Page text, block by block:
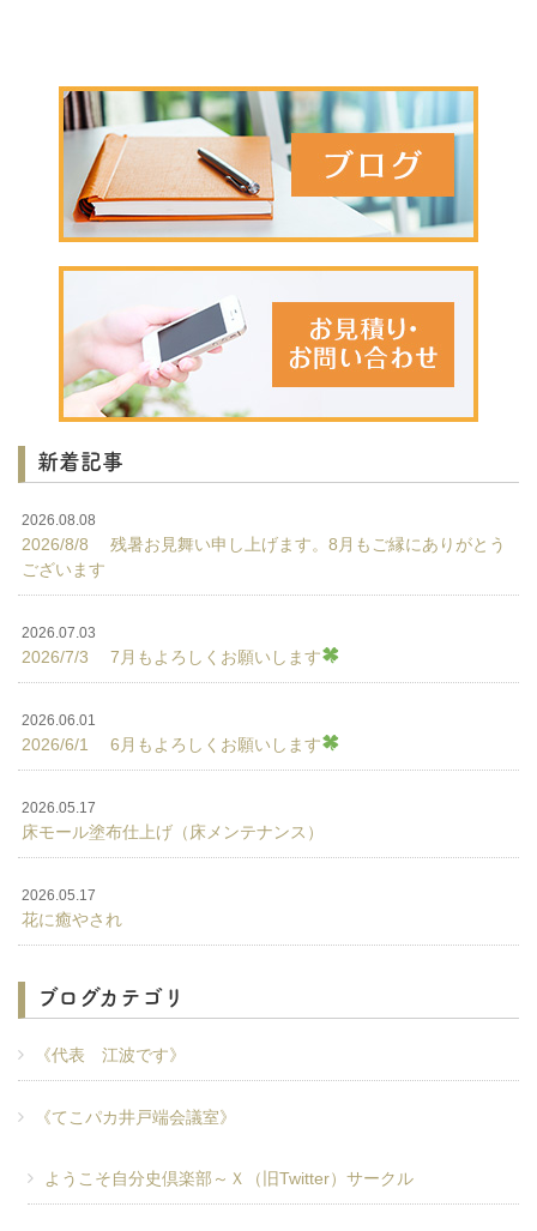
新着記事
2026.08.08
2026/8/8 残暑お見舞い申し上げます。8月もご縁にありがとう
ございます
2026.07.03
2026/7/3 7月もよろしくお願いします
2026.06.01
2026/6/1 6月もよろしくお願いします
2026.05.17
床モール塗布仕上げ（床メンテナンス）
2026.05.17
花に癒やされ
ブログカテゴリ
《代表 江波です》
《てこパカ井戸端会議室》
ようこそ自分史倶楽部～Ｘ（旧Twitter）サークル